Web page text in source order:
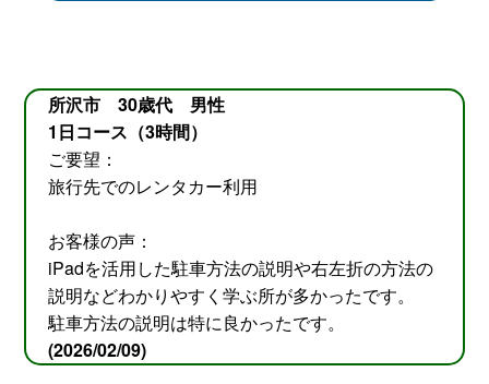
所沢市 30歳代 男性
1日コース（3時間）
ご要望：
旅行先でのレンタカー利用
お客様の声：
iPadを活用した駐車方法の説明や右左折の方法の
説明などわかりやすく学ぶ所が多かったです。
駐車方法の説明は特に良かったです。
(2026/02/09)